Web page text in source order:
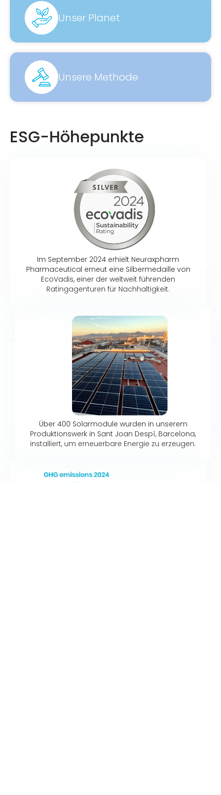
Unser Planet
Unsere Methode
ESG-Höhepunkte
Im September 2024 erhielt Neuraxpharm
Pharmaceutical erneut eine Silbermedaille von
EcoVadis, einer der weltweit führenden
Ratingagenturen für Nachhaltigkeit.
Über 400 Solarmodule wurden in unserem
Produktionswerk in Sant Joan Despí, Barcelona,
installiert, um erneuerbare Energie zu erzeugen.